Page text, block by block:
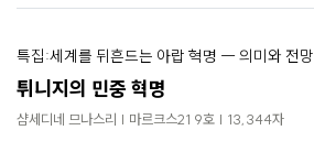
특집:세계를 뒤흔드는 아랍 혁명 ― 의미와 전망
튀니지의 민중 혁명
샴세디네 므나스리 | 마르크스21 9호 | 13,344자